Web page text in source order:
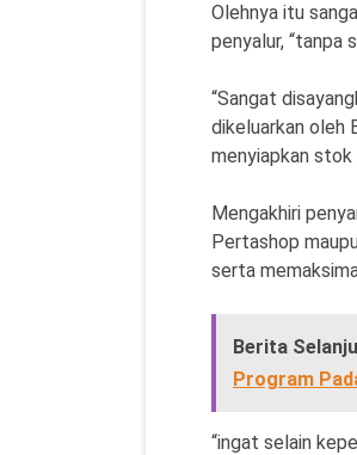
Olehnya itu
penyalur, “tanpa
“Sangat
dikeluarkan oleh
menyiapkan stok
Mengakhiri
Pertashop
serta
Berita
Program
“ingat selain